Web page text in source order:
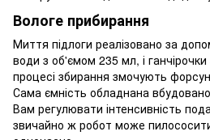
Вологе прибирання
Миття підлоги реалізовано за
води з об'ємом 235 мл, і ганчірочки
процесі збирання змочують
Сама ємність обладнана
Вам регулювати інтенсивність
звичайно ж робот може